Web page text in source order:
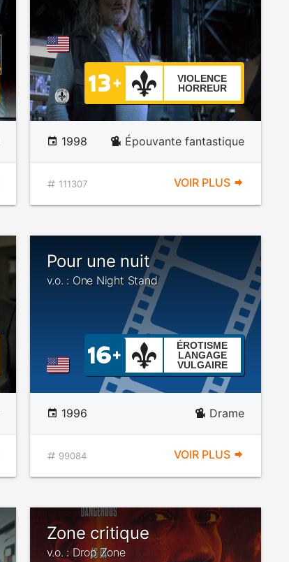
VIOLENCE
HORREUR
1998 Épouvante fantastique
111307 VOIR PLUS
Pour une nuit
v.o. : One Night Stand
ÉROTISME
LANGAGE
VULGAIRE
1996 Drame
99084 VOIR PLUS
Zone critique
v.o. : Drop Zone